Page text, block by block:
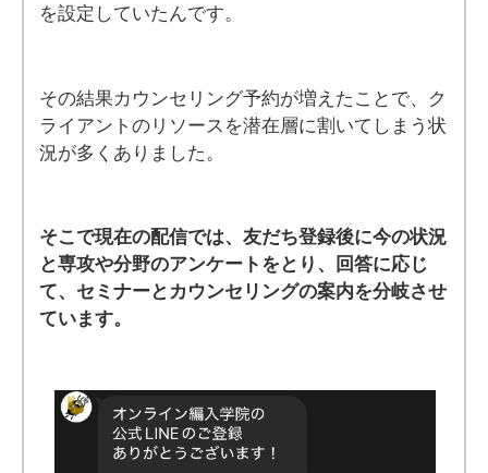
を設定していたんです。
その結果カウンセリング予約が増えたことで、ク
ライアントのリソースを潜在層に割いてしまう状
況が多くありました。
そこで現在の配信では、友だち登録後に今の状況
と専攻や分野のアンケートをとり、回答に応じ
て、セミナーとカウンセリングの案内を分岐させ
ています。